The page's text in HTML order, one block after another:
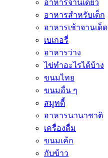
อาหารจานเดียว
อาหารสำหรับเด็ก
อาหารเช้าจานเด็ด
เบเกอรี่
อาหารว่าง
ไข่ทำอะไรได้บ้าง
ขนมไทย
ขนมอื่น ๆ
สมูทตี้
อาหารนานาชาติ
เครื่องดื่ม
ขนมเค้ก
กับข้าว